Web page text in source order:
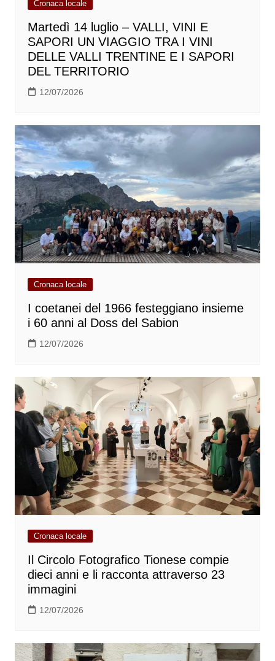
Cronaca locale
Martedì 14 luglio – VALLI, VINI E
SAPORI UN VIAGGIO TRA I VINI
DELLE VALLI TRENTINE E I SAPORI
DEL TERRITORIO
12/07/2026
Cronaca locale
I coetanei del 1966 festeggiano insieme
i 60 anni al Doss del Sabion
12/07/2026
Cronaca locale
Il Circolo Fotografico Tionese compie
dieci anni e li racconta attraverso 23
immagini
12/07/2026